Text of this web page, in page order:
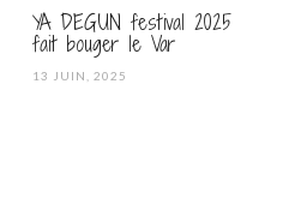
YA DEGUN festival 2025
fait bouger le Var
POSTED
13 JUIN, 2025